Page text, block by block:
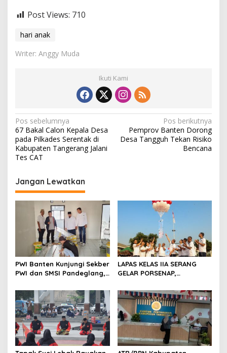
Post Views: 710
hari anak
Writer: Anggy Muda
Ikuti Kami
N
a
v
i
g
a
s
Pos sebelumnya
67 Bakal Calon Kepala Desa
pada Pilkades Serentak di
Kabupaten Tangerang Jalani
Tes CAT
Pos berikutnya
Pemprov Banten Dorong
Desa Tangguh Tekan Risiko
Bencana
Jangan Lewatkan
PWI Banten Kunjungi Sekber
PWI dan SMSI Pandeglang,
Konferensi Organisasi
LAPAS KELAS IIA SERANG
GELAR PORSENAP,
DAN KEBERSAMAAN